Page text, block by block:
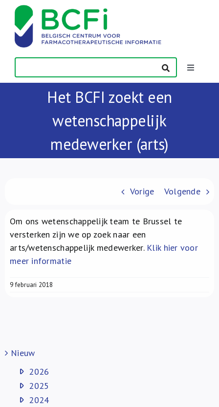
content
Toggle
Vorming
Over ons
Het BCFI zoekt een
wetenschappelijk
medewerker (arts)
Vorige Volgende
Om ons wetenschappelijk team te Brussel te
versterken zijn we op zoek naar een
arts/wetenschappelijk medewerker. Klik hier voor
meer informatie
9 februari 2018
Nieuw
2026
2025
2024